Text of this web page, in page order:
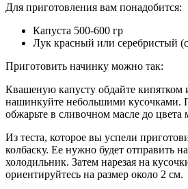
Для приготовления вам понадобится:
Капуста 500-600 гр
Лук красный или серебристый
Приготовить начинку можно так:
Квашеную капусту обдайте кипятком
нашинкуйте небольшими кусочками.
обжарьте в сливочном масле до цвета
Из теста, которое вы успели
колбаску. Ее нужно будет отправить
холодильник. Затем нарезая на
ориентируйтесь на размер около 2 см.